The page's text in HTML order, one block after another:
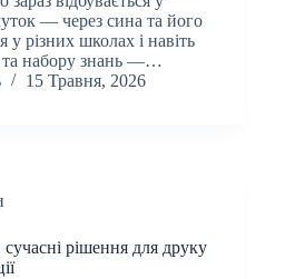
— через сина та його
у різних школах і навіть
та набору знань —…
15 Травня, 2026
рішення для друку